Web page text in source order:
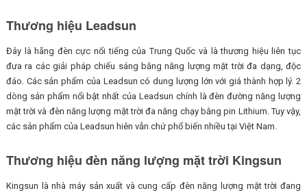
Thương hiệu Leadsun
Đây là hãng đèn cực nổi tiếng của Trung Quốc và là thương hiệu liên tục
đưa ra các giải pháp chiếu sáng bằng năng lượng mặt trời đa dạng, độc
đáo. Các sản phẩm của Leadsun có dung lượng lớn với giá thành hợp lý. 2
dòng sản phẩm nổi bật nhất của Leadsun chính là đèn đường năng lượng
mặt trời và đèn năng lượng mặt trời đa năng chạy bằng pin Lithium. Tuy vậy,
các sản phẩm của Leadsun hiên vẫn chứ phổ biến nhiều tại Việt Nam.
Thương hiệu đèn năng lượng mặt trời Kingsun
Kingsun là nhà máy sản xuất và cung cấp đèn năng lượng mặt trời đang